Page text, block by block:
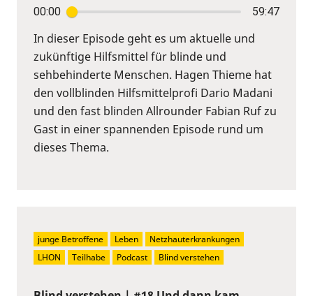
00:00 59:47
In dieser Episode geht es um aktuelle und
zukünftige Hilfsmittel für blinde und
sehbehinderte Menschen. Hagen Thieme hat
den vollblinden Hilfsmittelprofi Dario Madani
und den fast blinden Allrounder Fabian Ruf zu
Gast in einer spannenden Episode rund um
dieses Thema.
junge Betroffene Leben
Netzhauterkrankungen
LHON
Teilhabe Podcast Blind verstehen